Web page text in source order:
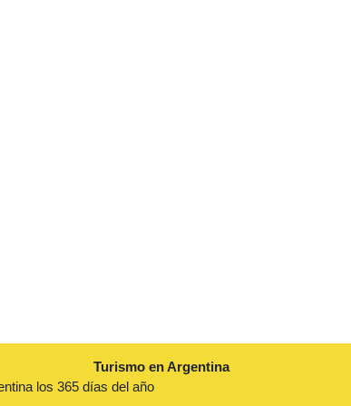
Turismo en Argentina
los 365 días del año